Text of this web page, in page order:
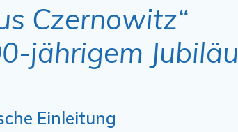
Czernowitz“
jährigem
Einleitung